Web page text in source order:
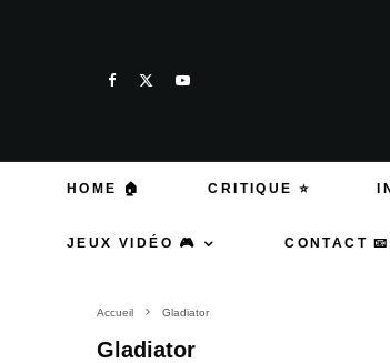
HOME 🏠 CRITIQUE ⭐
JEUX VIDÉO 🎮 CONTACT 📧
Accueil Gladiator
Gladiator